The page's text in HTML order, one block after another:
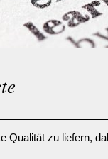
Qualität zu liefern,